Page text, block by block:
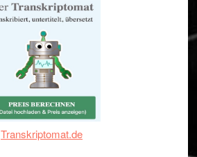
Transkriptomat.de